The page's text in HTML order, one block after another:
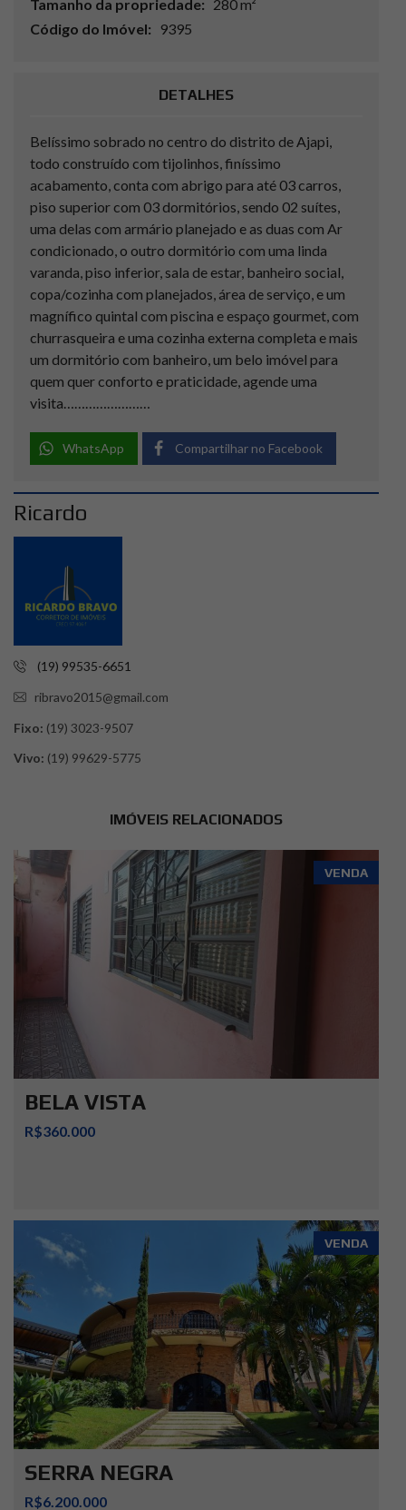
Tamanho da propriedade: 280 m²
Código do Imóvel:
9395
DETALHES
Belíssimo sobrado no centro do distrito de Ajapi,
todo construído com tijolinhos, finíssimo
acabamento, conta com abrigo para até 03 carros,
piso superior com 03 dormitórios, sendo 02 suítes,
uma delas com armário planejado e as duas com Ar
condicionado, o outro dormitório com uma linda
varanda, piso inferior, sala de estar, banheiro social,
copa/cozinha com planejados, área de serviço, e um
magnífico quintal com piscina e espaço gourmet, com
churrasqueira e uma cozinha externa completa e mais
um dormitório com banheiro, um belo imóvel para
quem quer conforto e praticidade, agende uma
visita……………………
WhatsApp Compartilhar no Facebook
Ricardo
(19) 99535-6651
ribravo2015@gmail.com
Fixo: (19) 3023-9507
Vivo: (19) 99629-5775
IMÓVEIS RELACIONADOS
VENDA
BELA VISTA
R$360.000
VENDA
SERRA NEGRA
R$6.200.000